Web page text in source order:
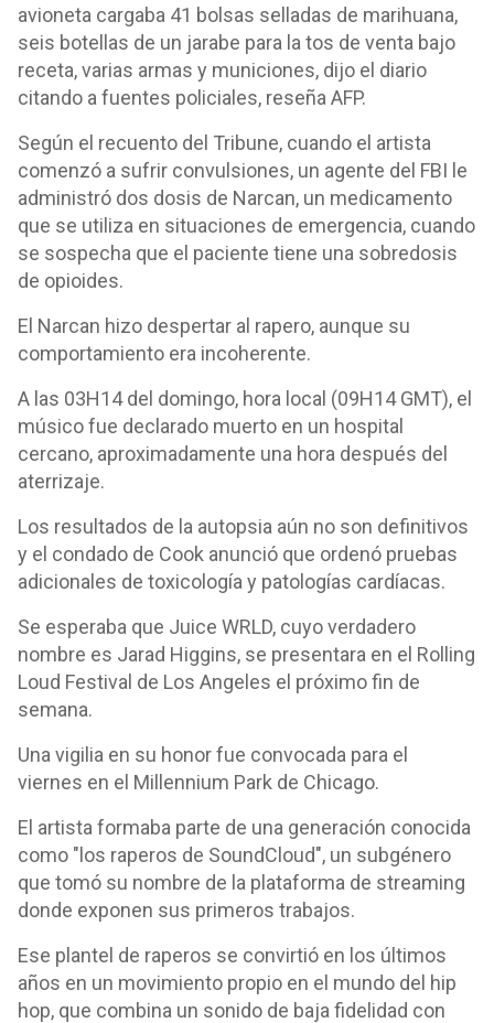
avioneta cargaba 41 bolsas selladas de marihuana,
seis botellas de un jarabe para la tos de venta bajo
receta, varias armas y municiones, dijo el diario
citando a fuentes policiales, reseña AFP.
Según el recuento del Tribune, cuando el artista
comenzó a sufrir convulsiones, un agente del FBI le
administró dos dosis de Narcan, un medicamento
que se utiliza en situaciones de emergencia, cuando
se sospecha que el paciente tiene una sobredosis
de opioides.
El Narcan hizo despertar al rapero, aunque su
comportamiento era incoherente.
A las 03H14 del domingo, hora local (09H14 GMT), el
músico fue declarado muerto en un hospital
cercano, aproximadamente una hora después del
aterrizaje.
Los resultados de la autopsia aún no son definitivos
y el condado de Cook anunció que ordenó pruebas
adicionales de toxicología y patologías cardíacas.
Se esperaba que Juice WRLD, cuyo verdadero
nombre es Jarad Higgins, se presentara en el Rolling
Loud Festival de Los Angeles el próximo fin de
semana.
Una vigilia en su honor fue convocada para el
viernes en el Millennium Park de Chicago.
El artista formaba parte de una generación conocida
como "los raperos de SoundCloud", un subgénero
que tomó su nombre de la plataforma de streaming
donde exponen sus primeros trabajos.
Ese plantel de raperos se convirtió en los últimos
años en un movimiento propio en el mundo del hip
hop, que combina un sonido de baja fidelidad con